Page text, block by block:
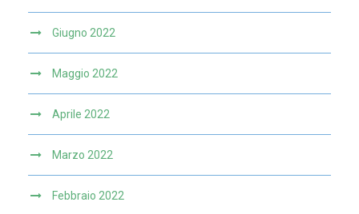
Giugno 2022
Maggio 2022
Aprile 2022
Marzo 2022
Febbraio 2022